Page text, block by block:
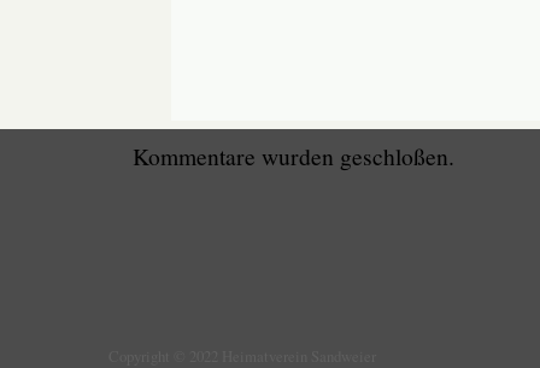
Kommentare wurden geschloßen.